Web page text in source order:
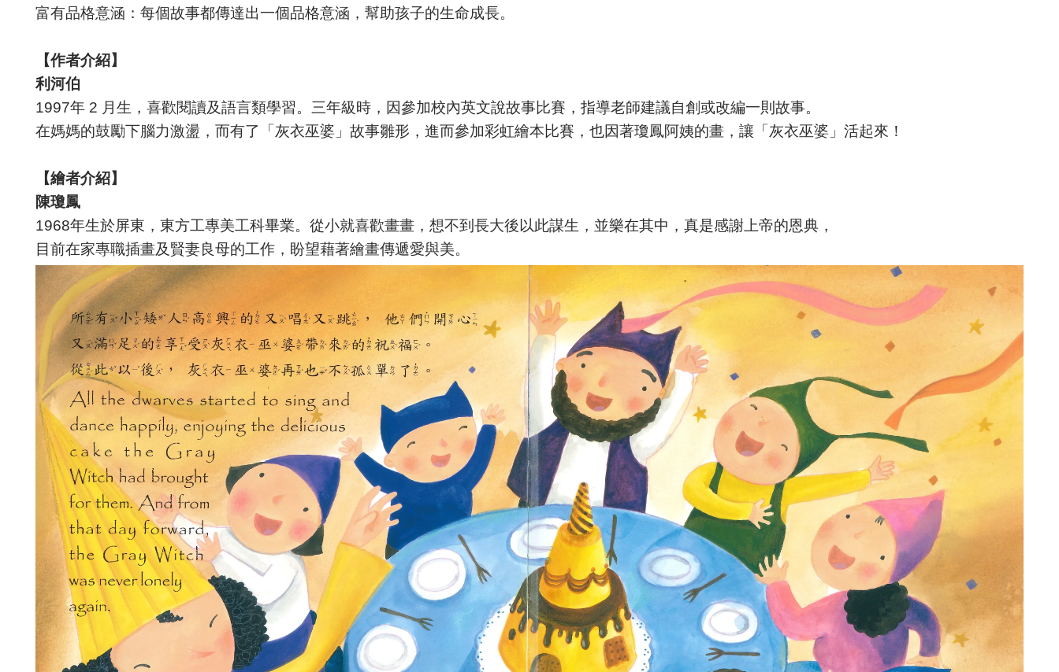
富有品格意涵：每個故事都傳達出一個品格意涵，幫助孩子的生命成長。
【作者介紹】
利河伯
1997年 2 月生，喜歡閱讀及語言類學習。三年級時，因參加校內英文說故事比賽，指導老師建議自創或改編一則故事。
在媽媽的鼓勵下腦力激盪，而有了「灰衣巫婆」故事雛形，進而參加彩虹繪本比賽，也因著瓊鳳阿姨的畫，讓「灰衣巫婆」活起來！
【繪者介紹】
陳瓊鳳
1968年生於屏東，東方工專美工科畢業。從小就喜歡畫畫，想不到長大後以此謀生，並樂在其中，真是感謝上帝的恩典，
目前在家專職插畫及賢妻良母的工作，盼望藉著繪畫傳遞愛與美。